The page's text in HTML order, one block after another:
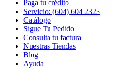
Paga tu crédito
Servicio: (604) 604 2323
Catálogo
Sigue Tu Pedido
Consulta tu factura
Nuestras Tiendas
Blog
Ayuda